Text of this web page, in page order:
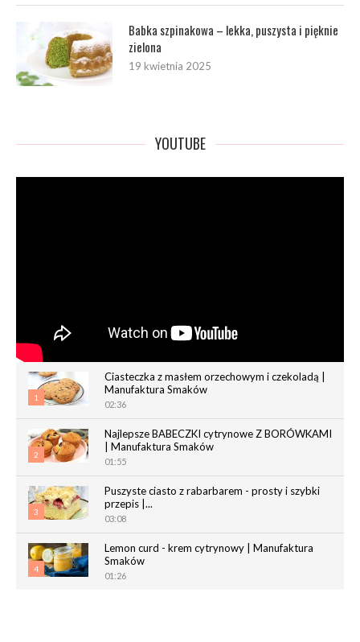
Babka szpinakowa – lekka, puszysta i pięknie
zielona
19 kwietnia 2025
YOUTUBE
1
Ciasteczka z masłem orzechowym i czekoladą |
Manufaktura Smaków
02:36
2
Najlepsze BABECZKI cytrynowe Z BORÓWKAMI
| Manufaktura Smaków
01:55
3
Puszyste ciasto z rabarbarem - prosty i szybki
przepis |...
03:08
4
Lemon curd - krem cytrynowy | Manufaktura
Smaków
01:26